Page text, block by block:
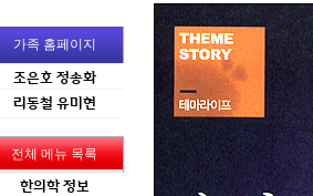
가족 홈페이지
조은호 정송화
리동철 유미현
전체 메뉴 목록
한의학 정보